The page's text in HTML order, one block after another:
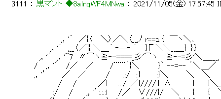
3111 ： 黒マント ◆8alnqWF4MNwa ： 2021/11/05(金) 17:57:45
,，'´　／{〈 　＼〉／＼〈__,ﾉ r==ｭ {　￣ヽ＼､
,，'´　,__〈／]{ ＼＿｀ ‐--‐ ´　 }Г＼＼__＿｝ ｝}
,，'´　,，'¨7　〃⌒ヽ≧‐-====_彡'⌒ヽ 　≧‐-=彡'＼＿
/　 ,，'´　 /／ 　／　　　/¨¨¨´}＼ 　　　}｀ ‐-=-‐ ´＼＿／
,，'’　 　 ／ 　／　　 　./　 　.:/　::}　　　:}＼ 　 　 ＼　 ＼
/　　/　 　　 ／{ 　 .::/ :／}////:} :∧ 　　　 }　　 }
:/　　/　　 ,，'’:.:.:l　　/／ 　∨///{/ 　＼　　 {　　 {　